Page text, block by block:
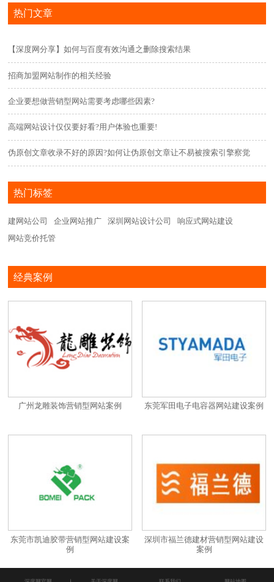
热门文章
【深度网分享】如何与百度有效沟通之删除搜索结果
招商加盟网站制作的相关经验
企业要想做营销型网站需要考虑哪些因素?
高端网站设计仅仅要好看?用户体验也重要!
伪原创文章收录不好的原因?如何让伪原创文章让不易被搜索引擎察觉
热门标签
建网站公司 企业网站推广 深圳网站设计公司
响应式网站建设
网站竞价托管
经典案例
广州龙雕装饰营销型网站案例 东莞军田电子电容器网站建设案例
东莞市凯迪胶带营销型网站建设案
例
深圳市福兰德建材营销型网站建设
案例